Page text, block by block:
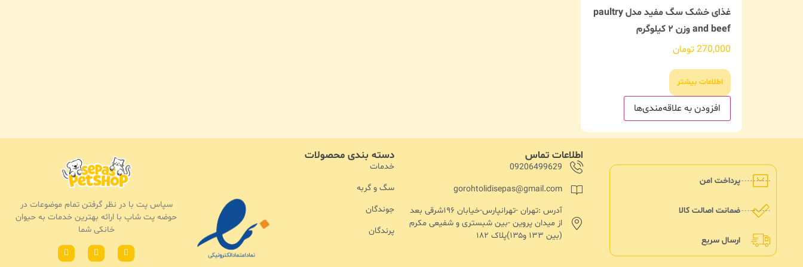
غذای خشک سگ مفید مدل paultry
and beef وزن ۲ کیلوگرم
270,000تومان
اطلاعات بیشتر
افزودن به علاقه‌مندی‌ها
پرداخت امن
ضمانت اصالت کالا
ارسال سریع
اطلاعات تماس
09206499629
gorohtolidisepas@gmail.com
آدرس :تهران -تهرانپارس-خیابان ۱۹۶شرقی بعد
از میدان پروین -بین شبستری و شفیعی مکرم
(بین ۱۳۳ و۱۳۵)پلاک ۱۸۲
دسته بندی محصولات
خدمات
سگ و گربه
جوندگان
پرندگان
سپاس پت با در نظر گرفتن تمام موضوعات در
حوضه پت شاپ با ارائه بهترین خدمات به حیوان
خانکی شما